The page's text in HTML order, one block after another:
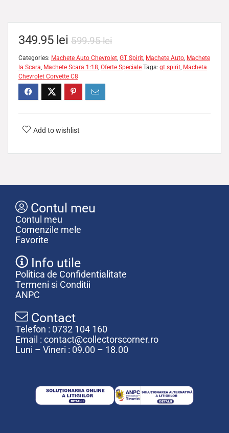
599.95lei
349.95 lei
Categories: Machete Auto Chevrolet, GT Spirit, Machete Auto, Machete
la Scara, Machete Scara 1:18, Oferte Speciale Tags: gt spirit, Macheta
Chevrolet Corvette C8
Add to wishlist
Contul meu
Contul meu
Comenzile mele
Favorite
Info utile
Politica de Confidentialitate
Termeni si Conditii
ANPC
Contact
Telefon : 0732 104 160
Email : contact@collectorscorner.ro
Luni – Vineri : 09.00 – 18.00